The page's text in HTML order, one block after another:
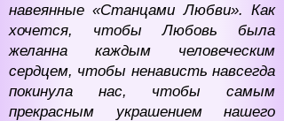
навеянные «Станцами Любви». Как
хочется, чтобы Любовь была
желанна каждым человеческим
сердцем, чтобы ненависть навсегда
покинула нас, чтобы самым
прекрасным украшением нашего